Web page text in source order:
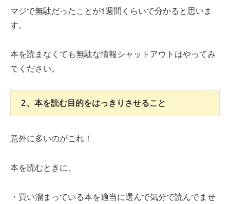
マジで無駄だったことが1週間くらいで分かると思いま
す。
本を読まなくても無駄な情報シャットアウトはやってみ
てください。
2、本を読む目的をはっきりさせること
意外に多いのがこれ！
本を読むときに、
・買い溜まっている本を適当に選んで気分で読んでませ